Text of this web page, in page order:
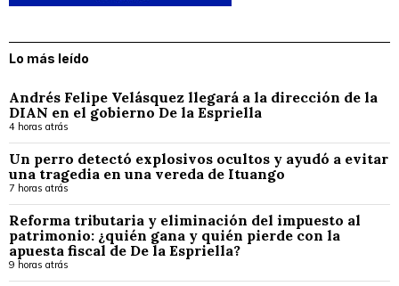
Lo más leído
Andrés Felipe Velásquez llegará a la dirección de la
DIAN en el gobierno De la Espriella
4 horas atrás
Un perro detectó explosivos ocultos y ayudó a evitar
una tragedia en una vereda de Ituango
7 horas atrás
Reforma tributaria y eliminación del impuesto al
patrimonio: ¿quién gana y quién pierde con la
apuesta fiscal de De la Espriella?
9 horas atrás